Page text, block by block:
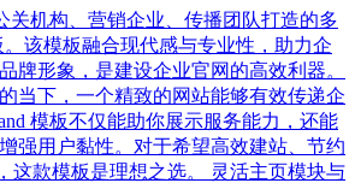
关机构、营销企业、传播团队打造的多
该模板融合现代感与专业性，助力企
牌形象，是建设企业官网的高效利器。
当下，一个精致的网站能够有效传递企
模板不仅能助你展示服务能力，还能
强用户黏性。对于希望高效建站、节约
这款模板是理想之选。 灵活主页模块与